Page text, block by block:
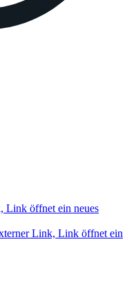
Link öffnet ein neues
Link, Link öffnet ein